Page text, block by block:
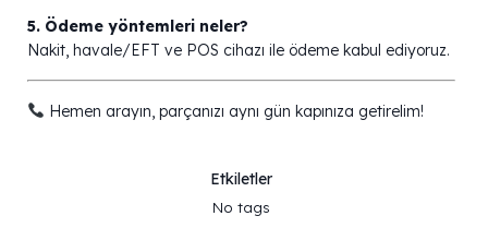
5. Ödeme yöntemleri neler?
Nakit, havale/EFT ve POS cihazı ile ödeme kabul ediyoruz.
Hemen arayın, parçanızı aynı gün kapınıza getirelim!
Etkiletler
No tags